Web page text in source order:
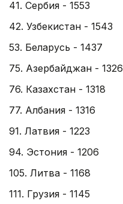
41. Сербия - 1553
42. Узбекистан - 1543
53. Беларусь - 1437
75. Азербайджан - 1326
76. Казахстан - 1318
77. Албания - 1316
91. Латвия - 1223
94. Эстония - 1206
105. Литва - 1168
111. Грузия - 1145